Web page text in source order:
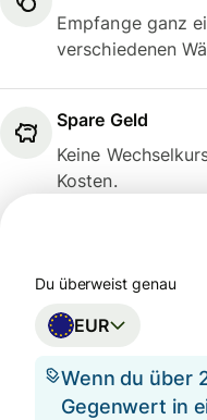
Empfange ganz
verschiedenen
Spare Geld
Keine
Kosten.
Du überweist genau
EUR
Wenn du über
Gegenwert in